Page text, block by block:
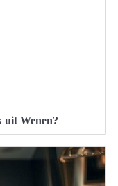
uit Wenen?